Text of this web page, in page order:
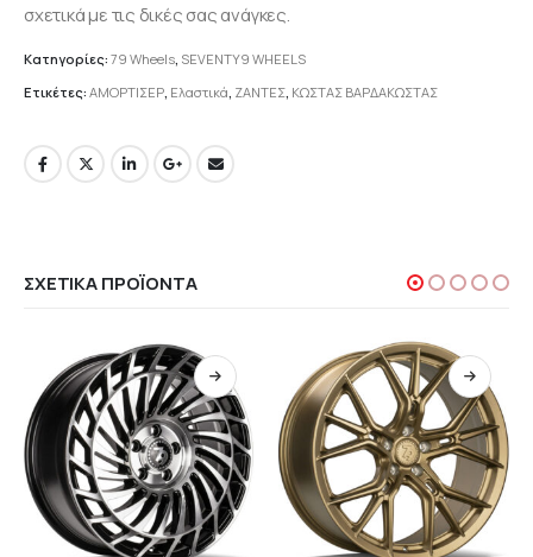
σχετικά με τις δικές σας ανάγκες.
Κατηγορίες: 79 Wheels, SEVENTY9 WHEELS
Ετικέτες: ΑΜΟΡΤΙΣΕΡ Ελαστικά ΖΑΝΤΕΣ ΚΩΣΤΑΣ ΒΑΡΔΑΚΩΣΤΑΣ
ΣΧΕΤΙΚΆ ΠΡΟΪΌΝΤΑ